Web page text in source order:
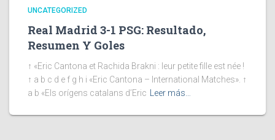
UNCATEGORIZED
Real Madrid 3-1 PSG: Resultado,
Resumen Y Goles
↑ «Eric Cantona et Rachida Brakni : leur petite fille est née !
↑ a b c d e f g h i «Eric Cantona – International Matches». ↑
a b «Els orígens catalans d’Eric Leer más…